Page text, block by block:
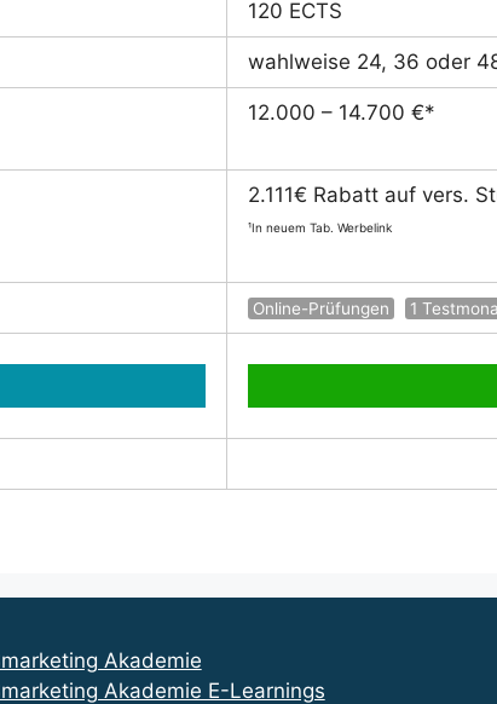
120 ECTS
wahlweise 24, 36 oder
12.000 – 14.700 €*
2.111€ Rabatt auf vers.
¹In neuem Tab. Werbelink
Online-Prüfungen 1
Akademie
Akademie E-Learnings